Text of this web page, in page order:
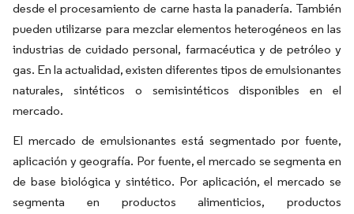
desde el procesamiento de carne hasta la panadería. También
pueden utilizarse para mezclar elementos heterogéneos en las
industrias de cuidado personal, farmacéutica y de petróleo y
gas. En la actualidad, existen diferentes tipos de emulsionantes
naturales, sintéticos o semisintéticos disponibles en el
mercado.
El mercado de emulsionantes está segmentado por fuente,
aplicación y geografía. Por fuente, el mercado se segmenta en
de base biológica y sintético. Por aplicación, el mercado se
segmenta en productos alimenticios, productos